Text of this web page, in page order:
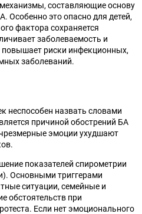
составляющие основу
Особенно это опасно для детей,
фактора сохраняется
заболеваемость и
риски инфекционных,
заболеваний.
неспособен назвать словами
причиной обострений БА
эмоции ухудшают
показателей спирометрии
Основными триггерами
ситуации, семейные и
обстоятельств при
Если нет эмоционального